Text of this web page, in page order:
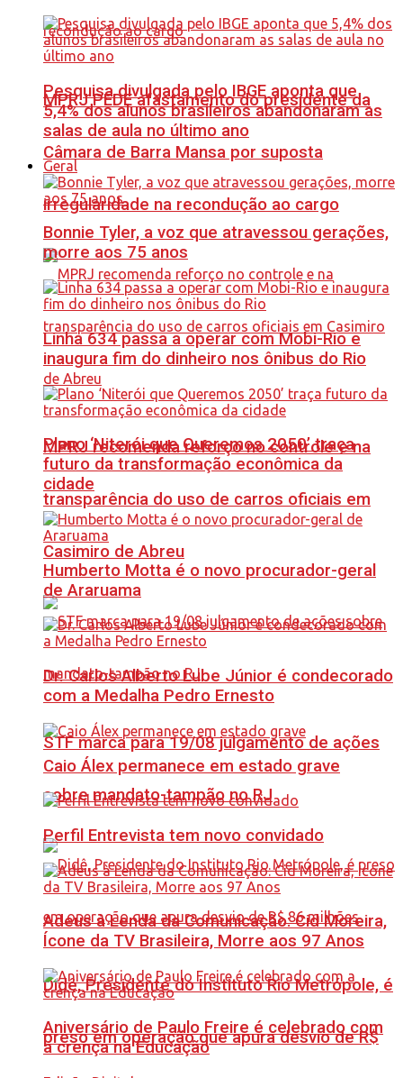
MPRJ PEDE afastamento do presidente da
Câmara de Barra Mansa por suposta
irregularidade na recondução ao cargo
MPRJ recomenda reforço no controle e na
transparência do uso de carros oficiais em
Casimiro de Abreu
STF marca para 19/08 julgamento de ações
sobre mandato-tampão no RJ
Didê, Presidente do Instituto Rio Metrópole, é
preso em operação que apura desvio de R$
Pesquisa divulgada pelo IBGE aponta que
5,4% dos alunos brasileiros abandonaram as
salas de aula no último ano
Geral
Bonnie Tyler, a voz que atravessou gerações,
morre aos 75 anos
Linha 634 passa a operar com Mobi-Rio e
inaugura fim do dinheiro nos ônibus do Rio
Plano ‘Niterói que Queremos 2050’ traça
futuro da transformação econômica da
cidade
Humberto Motta é o novo procurador-geral
de Araruama
Dr. Carlos Alberto Lube Júnior é condecorado
com a Medalha Pedro Ernesto
Caio Álex permanece em estado grave
Perfil Entrevista tem novo convidado
Adeus à Lenda da Comunicação: Cid Moreira,
Ícone da TV Brasileira, Morre aos 97 Anos
Aniversário de Paulo Freire é celebrado com
a crença na Educação